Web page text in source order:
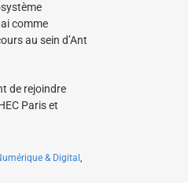
comme
au sein d’Ant
de rejoindre
Paris et
& Digital ,